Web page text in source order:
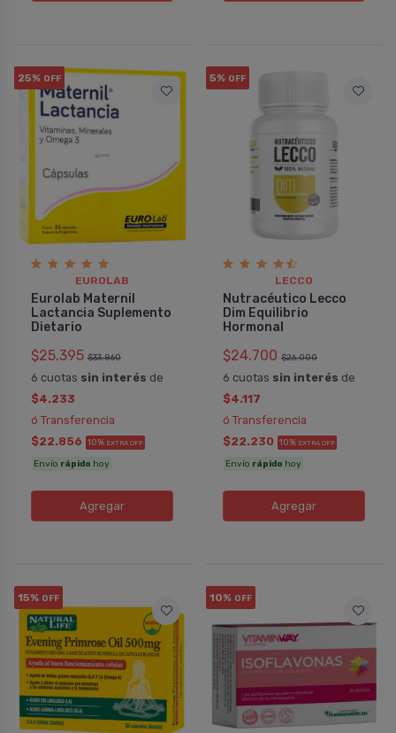
25% OFF
EUROLAB
Eurolab Maternil
Lactancia Suplemento
Dietario
$25.395 $33.860
6 cuotas sin interés de
$4.233
ó Transferencia
$22.856 10% EXTRA OFF
Envío rápido hoy
Agregar
5% OFF
LECCO
Nutracéutico Lecco
Dim Equilibrio
Hormonal
$24.700 $26.000
6 cuotas sin interés de
$4.117
ó Transferencia
$22.230 10% EXTRA OFF
Envío rápido hoy
Agregar
15% OFF 10% OFF